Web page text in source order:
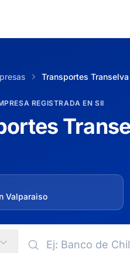
Transportes Transelva
REGISTRADA EN SII
Valparaiso